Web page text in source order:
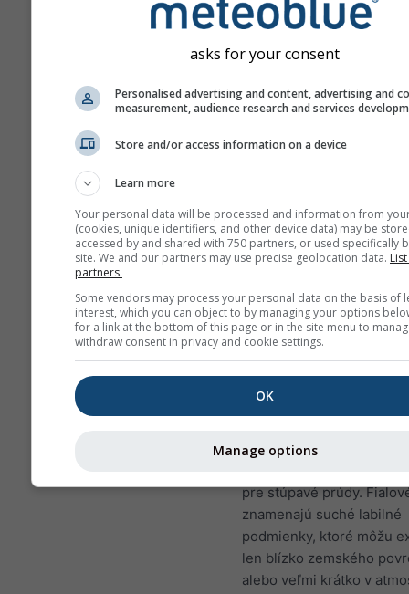
Toto je príklad vynikajúcich
na plachtenie, ktoré sa často
Bitterwasser (Namíbia),
najlepších plachtárskych
Takéto podmienky nikdy
Sklon teplotysa meria v
na 100 m výškového
bielymi štítkami na
čiarach. Inverzie (veľmi
podmienky) majú kladné
a sú vyfarbené od žltej po
modrou zodpovedá
Tmavšie odtiene modrej
pre stúpavé prúdy.
znamenajú suché labilné
podmienky, ktoré môžu
len blízko zemského
alebo veľmi krátko v
asks for your consent
Personalised advertising and content, advertising and
measurement, audience research and services
Store and/or access information on a device
Learn more
Your personal data will be processed and information from
(cookies, unique identifiers, and other device data) may be
accessed by and shared with 750 partners, or used specifically
site. We and our partners may use precise geolocation data.
partners.
Some vendors may process your personal data on the basis of
interest, which you can object to by managing your options
for a link at the bottom of this page or in the site menu to
withdraw consent in privacy and cookie settings.
OK
Manage options